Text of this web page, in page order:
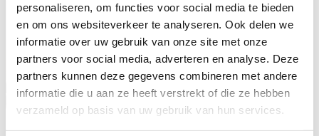
personaliseren, om functies voor social media te bieden
en om ons websiteverkeer te analyseren. Ook delen we
informatie over uw gebruik van onze site met onze
partners voor social media, adverteren en analyse. Deze
partners kunnen deze gegevens combineren met andere
informatie die u aan ze heeft verstrekt of die ze hebben
verzameld op basis van uw gebruik van hun services.